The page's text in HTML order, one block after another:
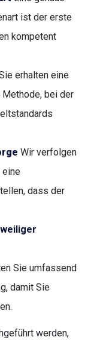
ist der erste
kompetent
erhalten eine
bei der
Wir verfolgen
eine
dass der
Sie umfassend
damit Sie
werden,